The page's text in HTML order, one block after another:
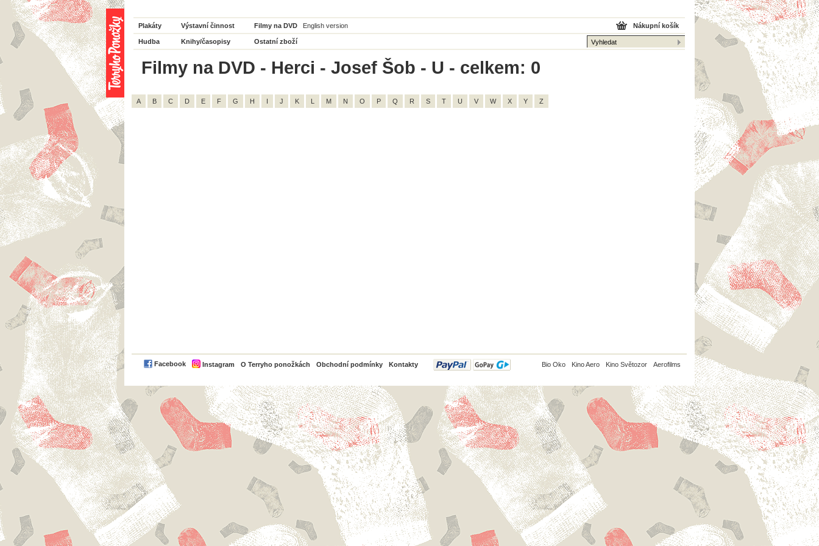
Plakáty Výstavní činnost Filmy na DVD English version
Hudba Knihy/časopisy Ostatní zboží
Nákupní košík
Filmy na DVD - Herci - Josef Šob - U - celkem: 0
A B C D E F G H I J K L M N O P Q R S T U V W X Y Z
Facebook Instagram O Terryho ponožkách Obchodní podmínky Kontakty
PayPal Bio Oko Kino Aero Kino Světozor Aerofilms